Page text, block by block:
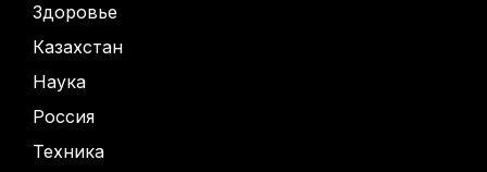
Здоровье
Казахстан
Наука
Россия
Техника